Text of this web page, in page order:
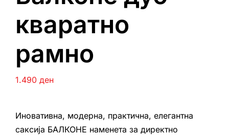
кваратно
рамно
1.490 ден
Иновативна, модерна, практична, елегантна
саксија БАЛКОНЕ наменета за директно